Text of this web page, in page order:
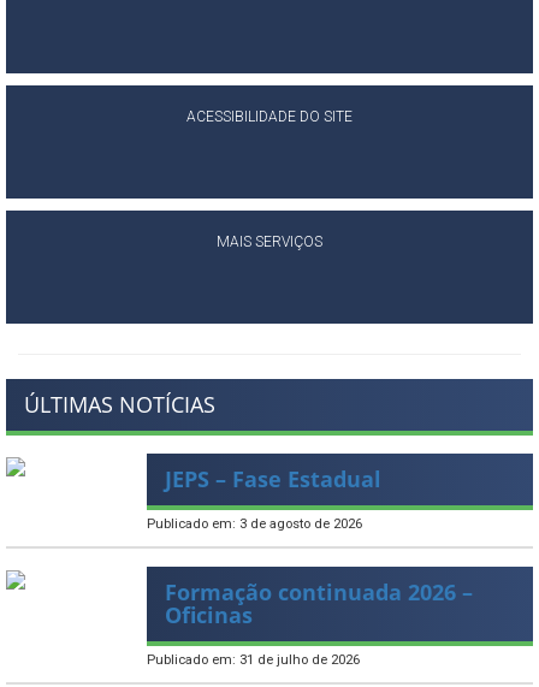
ACESSIBILIDADE DO SITE
MAIS SERVIÇOS
ÚLTIMAS NOTÍCIAS
JEPS – Fase Estadual
Publicado em: 3 de agosto de 2026
Formação continuada 2026 –
Oficinas
Publicado em: 31 de julho de 2026